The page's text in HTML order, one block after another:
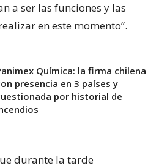
a ser las funciones y las
en este momento”.
Química: la firma chilena
presencia en 3 países y
por historial de
durante la tarde